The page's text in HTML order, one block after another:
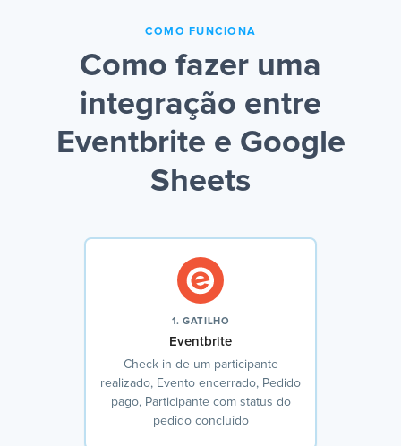
COMO FUNCIONA
Como fazer uma
integração entre
Eventbrite e Google
Sheets
1. GATILHO
Eventbrite
Check-in de um participante
realizado, Evento encerrado, Pedido
pago, Participante com status do
pedido concluído